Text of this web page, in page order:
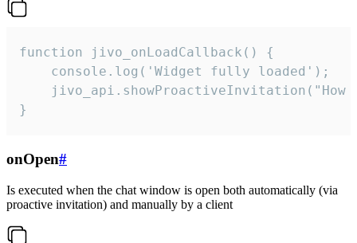
function jivo_onLoadCallback() {
    console.log('Widget fully loaded');
jivo_api.showProactiveInvitation("How
}
onOpen#
Is executed when the chat window is open both automatically (via
proactive invitation) and manually by a client